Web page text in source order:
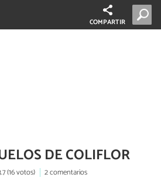
COMPARTIR
DE COLIFLOR
(16 votos)
2 comentarios